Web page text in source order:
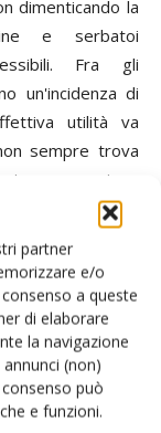
partner
e/o
a queste
di elaborare
la navigazione
(non)
può
e funzioni.
dimenticando la
e serbatoi
Fra gli
un'incidenza di
utilità va
sempre trova
in genere viene
anche
diserbo.
no
sia a
del
fitosanitari, per